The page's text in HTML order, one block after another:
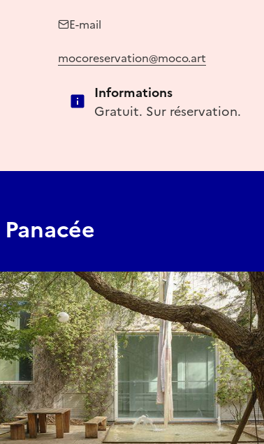
E-mail
mocoreservation@moco.art
Informations
Gratuit. Sur réservation.